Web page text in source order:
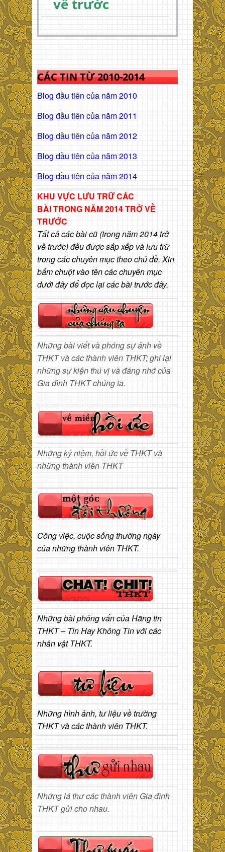
về trước
CÁC TIN TỪ 2010-2014
Blog đầu tiên của năm 2010
Blog đầu tiên của năm 2011
Blog dầu tiên của năm 2012
Blog dầu tiên của năm 2013
Blog dầu tiên của năm 2014
KHU VỰC LƯU TRỮ CÁC
BÀITRONG NĂM 2014 TRỞ VỀ
TRƯỚC
Tất cả các bài cũ (trong năm 2014 trở
về trước) đều được sắp xếp và lưu trữ
trong các chuyên mục theo chủ đề. Xin
bấm chuột vào tên các chuyên mục
dưới đây để đọc lại các bài trước đây.
Những bài viết và phóng sự ảnh về
THKT và các thành viên THKT; ghi lại
những sự kiện thú vị và đáng nhớ của
Gia đình THKT chúng ta.
Những kỷ niệm, hồi ức về THKT và
những thành viên THKT
Công việc, cuộc sống thường ngày
của những thành viên THKT.
Những bài phỏng vấn của Hãng tin
THKT – Tin Hay Không Tin với các
nhân vật THKT.
Những hình ảnh, tư liệu về trường
THKT và các thành viên THKT.
Những lá thư các thành viên Gia đình
THKT gửi cho nhau.